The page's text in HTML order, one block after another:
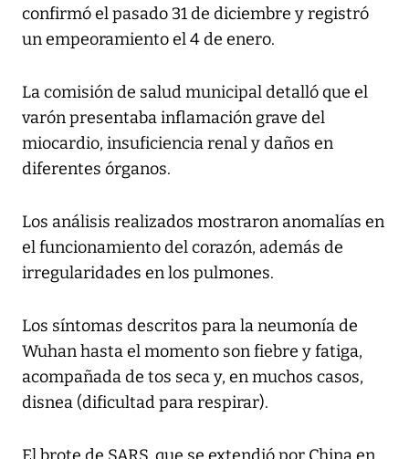
confirmó el pasado 31 de diciembre y registró
un empeoramiento el 4 de enero.
La comisión de salud municipal detalló que el
varón presentaba inflamación grave del
miocardio, insuficiencia renal y daños en
diferentes órganos.
Los análisis realizados mostraron anomalías en
el funcionamiento del corazón, además de
irregularidades en los pulmones.
Los síntomas descritos para la neumonía de
Wuhan hasta el momento son fiebre y fatiga,
acompañada de tos seca y, en muchos casos,
disnea (dificultad para respirar).